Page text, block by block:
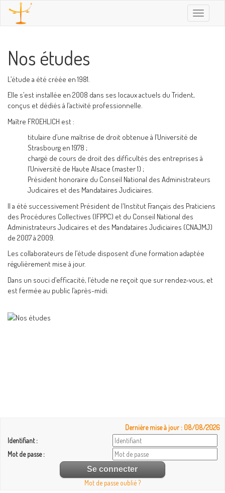
Toggle
Nos études
L’étude a été créée en 1981.
Elle s’est installée en 2008 dans ses locaux actuels du Trident,
conçus et dédiés à l’activité professionnelle.
Maître FROEHLICH est :
titulaire d’une maîtrise de droit obtenue à l’Université de
Strasbourg en 1978 ;
chargé de cours de droit des difficultés des entreprises à
l’Université de Haute Alsace (master 1) ;
Président honoraire du Conseil National des Administrateurs
Judicaires et des Mandataires Judiciaires.
Il a été successivement Président de l'Institut Français des Praticiens
des Procédures Collectives (IFPPC) et du Conseil National des
Administrateurs Judicaires et des Mandataires Judiciaires (CNAJMJ)
de 2007 à 2009.
Les collaborateurs de l’étude disposent d’une formation adaptée
régulièrement mise à jour.
Dans un souci d’efficacité, l’étude ne reçoit que sur rendez-vous, et
est fermée au public l’après-midi.
Dernière mise à jour : 08/08/2026
Identifiant :
Mot de passe :
Mot de passe oublié ?